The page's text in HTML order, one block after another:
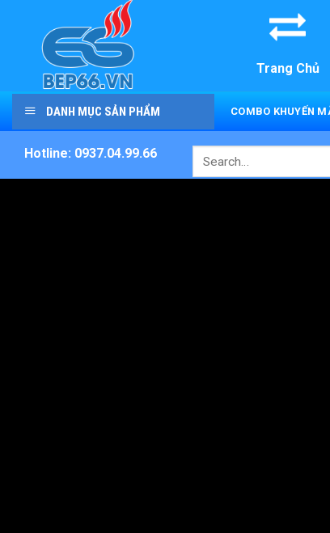
content
Trang Chủ
DANH MỤC SẢN PHẨM COMBO KHUYẾN
Hotline: 0937.04.99.66
Search
for: